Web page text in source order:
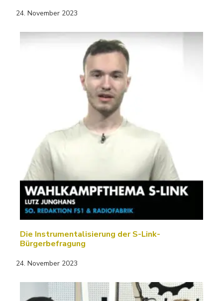
24. November 2023
Die Instrumentalisierung der S-Link-
Bürgerbefragung
24. November 2023